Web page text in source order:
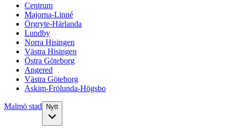
Centrum
Majorna-Linné
Örgryte-Härlanda
Lundby
Norra Hisingen
Västra Hisingen
Östra Göteborg
Angered
Västra Göteborg
Askim-Frölunda-Högsbo
Malmö stad Nytt